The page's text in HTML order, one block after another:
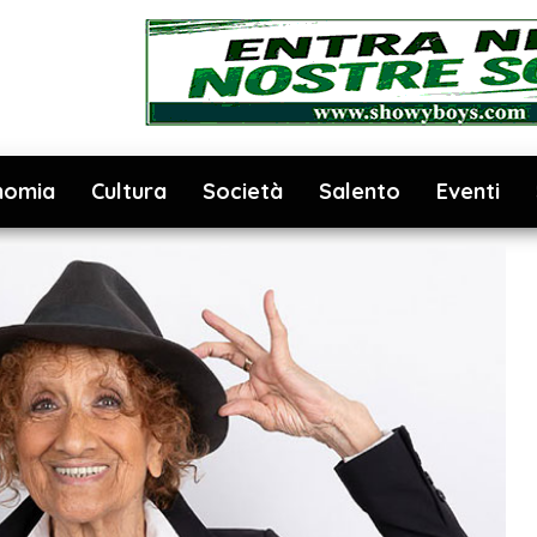
Cultura Società Salento Eventi